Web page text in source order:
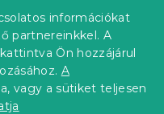
információkat
partnereinkkel. A
Ön hozzájárul
A
vagy a sütiket teljesen
Kosárba